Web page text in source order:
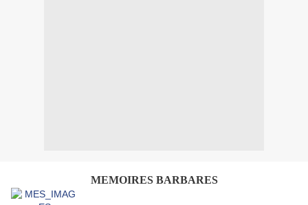
MEMOIRES BARBARES